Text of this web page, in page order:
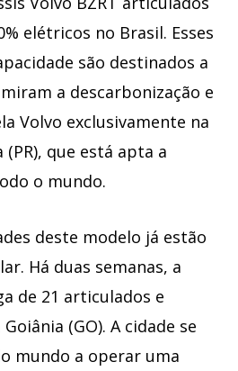
elétricos no Brasil. Esses
são destinados a
a descarbonização e
Volvo exclusivamente na
que está apta a
o mundo.
deste modelo já estão
Há duas semanas, a
de 21 articulados e
(GO). A cidade se
mundo a operar uma